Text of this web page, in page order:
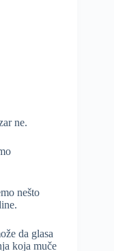
ne.
nešto
da glasa
koja muče